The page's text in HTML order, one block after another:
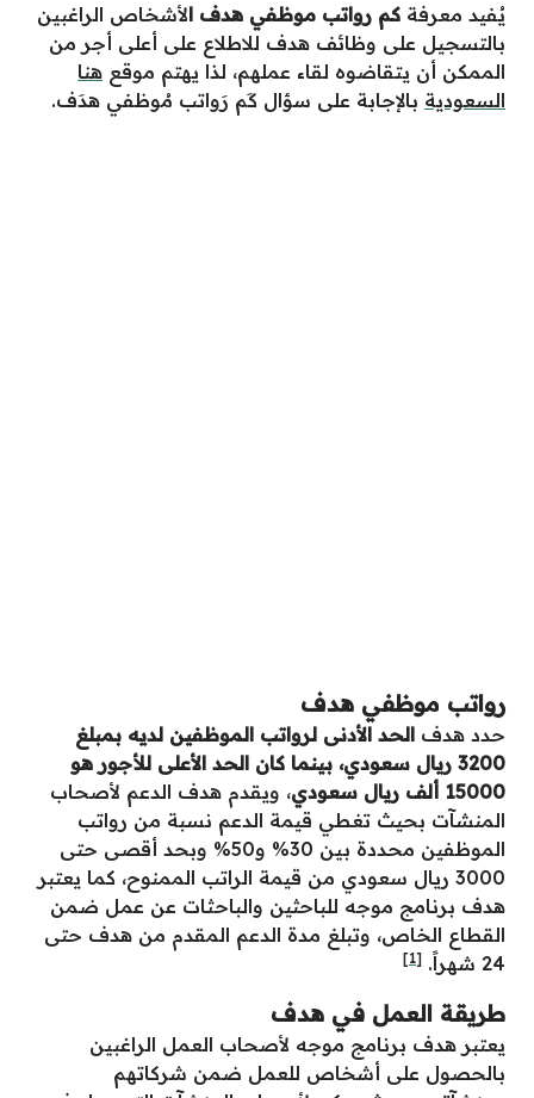
يُفيد معرفة كم رواتب موظفي هدف الأشخاص الراغبين
بالتسجيل على وظائف هدف للاطلاع على أعلى أجر من
الممكن أن يتقاضوه لقاء عملهم، لذا يهتم موقع هنا
السعودية بالإجابة على سؤال كَم رَواتب مُوظفي هدَف.
رواتب موظفي هدف
حدد هدف الحد الأدنى لرواتب الموظفين لديه بمبلغ
3200 ريال سعودي، بينما كان الحد الأعلى للأجور هو
15000 ألف ريال سعودي
، ويقدم هدف الدعم لأصحاب
المنشآت بحيث تغطي قيمة الدعم نسبة من رواتب
الموظفين محددة بين 30% و50% وبحد أقصى حتى
3000 ريال سعودي من قيمة الراتب الممنوح، كما يعتبر
هدف برنامج موجه للباحثين والباحثات عن عمل ضمن
القطاع الخاص، وتبلغ مدة الدعم المقدم من هدف حتى
24 شهراً.
[1]
طريقة العمل في هدف
يعتبر هدف برنامج موجه لأصحاب العمل الراغبين
بالحصول على أشخاص للعمل ضمن شركاتهم